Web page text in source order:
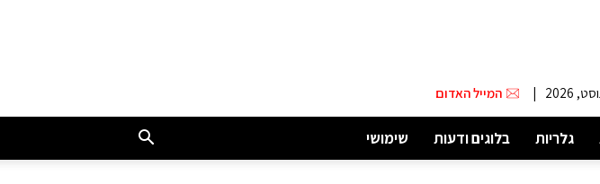
| המייל האדום
גלריות בלוגים ודעות שימושי